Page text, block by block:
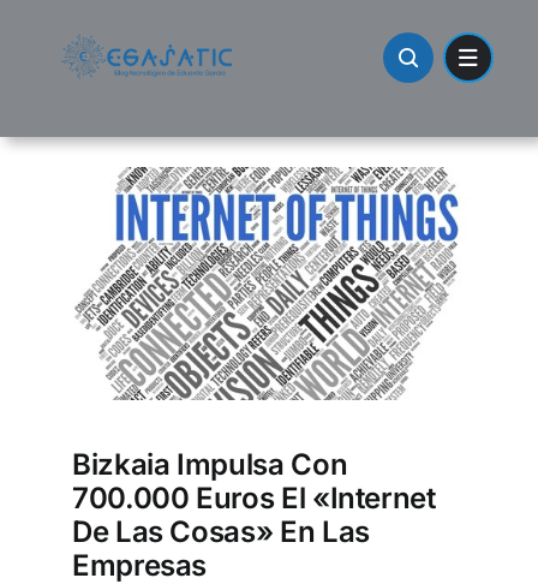
Bizkaia Impulsa Con
700.000 Euros El «internet
De Las Cosas» En Las
Empresas